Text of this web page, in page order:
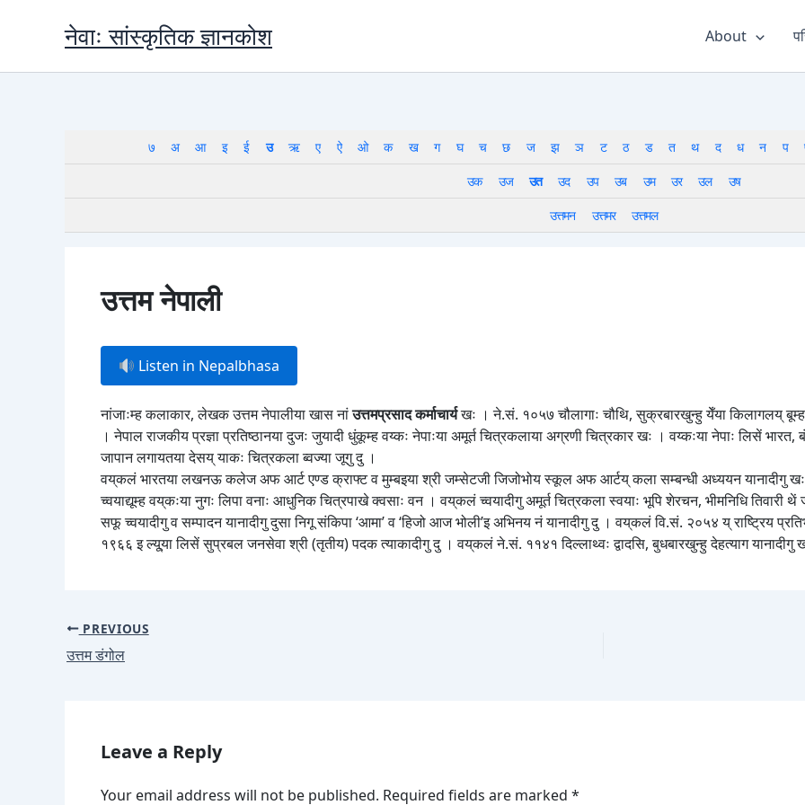
नेवाः सांस्कृतिक ज्ञानकोश About
७ अ आ इ ई उ ऋ ए ऐ ओ क ख ग घ च छ ज झ ञ ट ठ ड त थ द ध न प
उक
उज उत उद उप उब उम उर उल
उष
उत्तमन
उत्तमर उत्तमल
उत्तम नेपाली
Listen in Nepalbhasa
नांजाःम्ह कलाकार, लेखक उत्तम नेपालीया खास नांउत्तमप्रसाद कर्माचार्यखः । ने.सं. १०५७ चौलागाः चौथि, सुक्रबारखुन्हु येँया किलागलय् बूम्ह
। नेपाल राजकीय प्रज्ञा प्रतिष्ठानया दुजः जुयादी धुंकूम्ह वय्कः नेपाःया अमूर्त चित्रकलाया अग्रणी चित्रकार खः । वय्कःया नेपाः लिसें
जापान लगायतया देसय् याकः चित्रकला ब्वज्या जूगु दु ।
वय्‌कलं भारतया लखनऊ कलेज अफ आर्ट एण्ड क्राफ्ट व मुम्बइया श्री जम्सेटजी जिजोभोय स्कूल अफ आर्टय् कला सम्बन्धी अध्ययन यानादीगु खः ।
च्वयाद्यूम्ह वय्‌कःया नुगः लिपा वनाः आधुनिक चित्रपाखे क्वसाः वन । वय्‌कलं च्वयादीगु अमूर्त चित्रकला स्वयाः भूपि शेरचन, भीमनिधि तिवारी
सफू च्वयादीगु व सम्पादन यानादीगु दुसा निगू संकिपा ‘आमा’ व ‘हिजो आज भोली’इ अभिनय नं यानादीगु दु । वय्‌कलं वि.सं. २०५४ य् राष्ट्रिय
१९६६ इ ल्यू्या लिसें सुप्रबल जनसेवा श्री (तृतीय) पदक त्याकादीगु दु । वय्‌कलं ने.सं. ११४१ दिल्लाथ्वः द्वादसि, बुधबारखुन्हु देहत्याग यानादीगु
PREVIOUS
उत्तम डंगोल
Leave a Reply
Your email address will not be published. Required fields are marked *